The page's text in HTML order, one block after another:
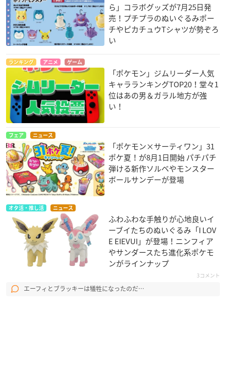
ら」コラボグッズが7月25日発
売！プチプラのぬいぐるみポー
チやピカチュウTシャツが勢ぞろ
い
ランキング アニメ ゲーム
「ポケモン」ジムリーダー人気
キャラランキングTOP20！堂々1
位はあの男＆ガラル地方が強
い！
フェア ニュース
「ポケモン×サーティワン」31
ポケ夏！が8月1日開始 パチパチ
弾ける新作ソルベやモンスター
ボールサンデーが登場
オタ活・推し活 ニュース
ふわふわな手触りが心地良いイ
ーブイたちのぬいぐるみ「I LOV
E EIEVUI」が登場！ニンフィア
やサンダースたち進化系ポケモ
ンがラインナップ
3コメント
エーフィとブラッキーは犠牲になったのだ…